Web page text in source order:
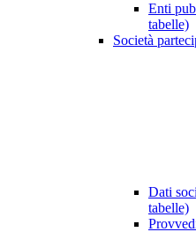
Enti
tabelle)
Società
Dati
tabelle)